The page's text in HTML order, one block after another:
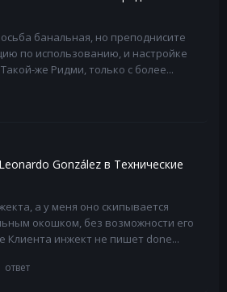
банальная, но преподнисите
по использованию, и настройке
же Ридми, только с более...
Leonardo González в Технические
а у меня оно скипывается
окошком, без возможности его
Клиента инжект не пишет done...
ответ